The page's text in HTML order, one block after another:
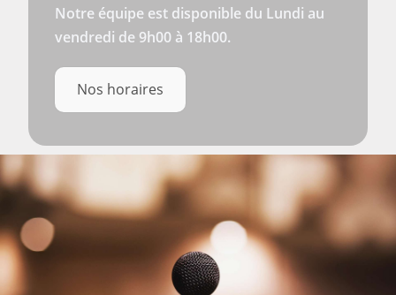
Notre équipe est disponible du Lundi au
vendredi de 9h00 à 18h00.
Nos horaires